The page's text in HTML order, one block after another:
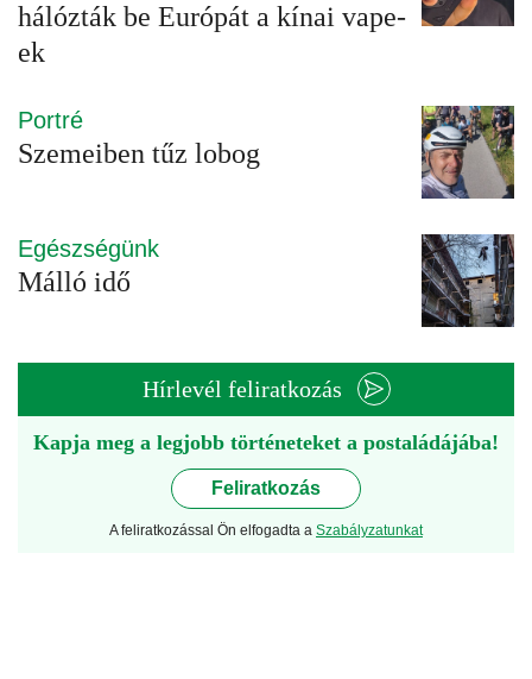
hálózták be Európát a kínai vape-
ek
Portré
Szemeiben tűz lobog
Egészségünk
Málló idő
Hírlevél feliratkozás
Kapja meg a legjobb történeteket a postaládájába!
Feliratkozás
A feliratkozással Ön elfogadta a Szabályzatunkat